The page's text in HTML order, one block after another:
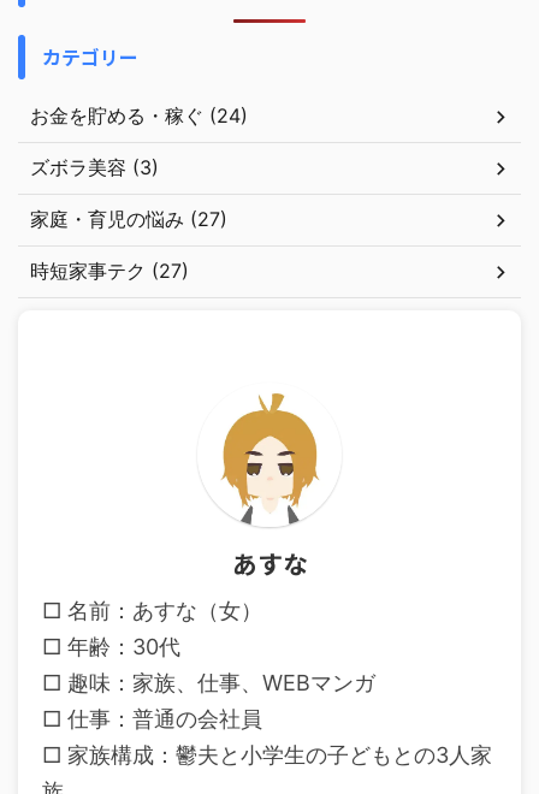
カテゴリー
お金を貯める・稼ぐ (24)
ズボラ美容 (3)
家庭・育児の悩み (27)
時短家事テク (27)
あすな
□ 名前：あすな（女）
□ 年齢：30代
□ 趣味：家族、仕事、WEBマンガ
□ 仕事：普通の会社員
□ 家族構成：鬱夫と小学生の子どもとの3人家